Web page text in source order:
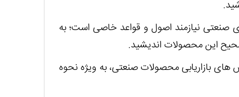
صنعتی نیازمند اصول و قواعد خاصی است؛ به
صحیح این محصولات اندیشید.
بازاریابی محصولات صنعتی، به ویژه نحوه